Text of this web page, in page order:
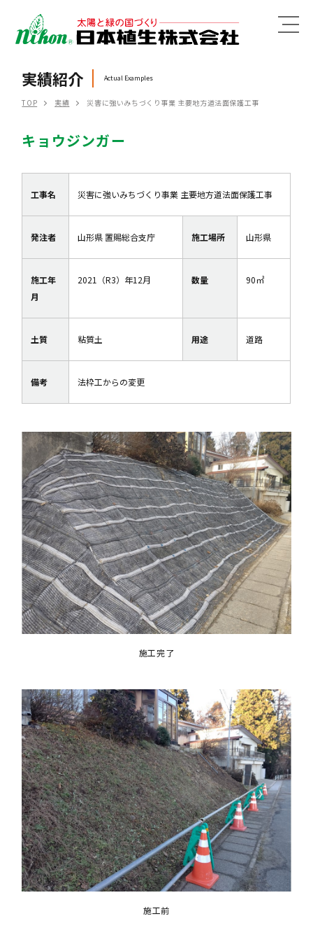
MENU
実績紹介 Actual Examples
TOP 実績 災害に強いみちづくり事業 主要地方道法面保護工事
キョウジンガー
工事名 災害に強いみちづくり事業 主要地方道法面保護工事
発注者 山形県 置賜総合支庁 施工場所 山形県
施工年
月
2021（R3）年12月 数量 90㎡
土質 粘質土 用途 道路
備考 法枠工からの変更
施工完了
施工前